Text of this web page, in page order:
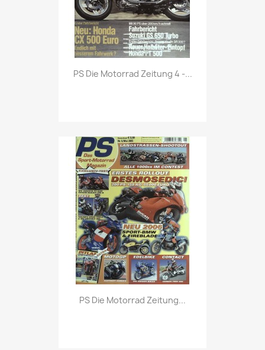
Vorschau
PS Die Motorrad Zeitung 4 -...
Vorschau
PS Die Motorrad Zeitung...